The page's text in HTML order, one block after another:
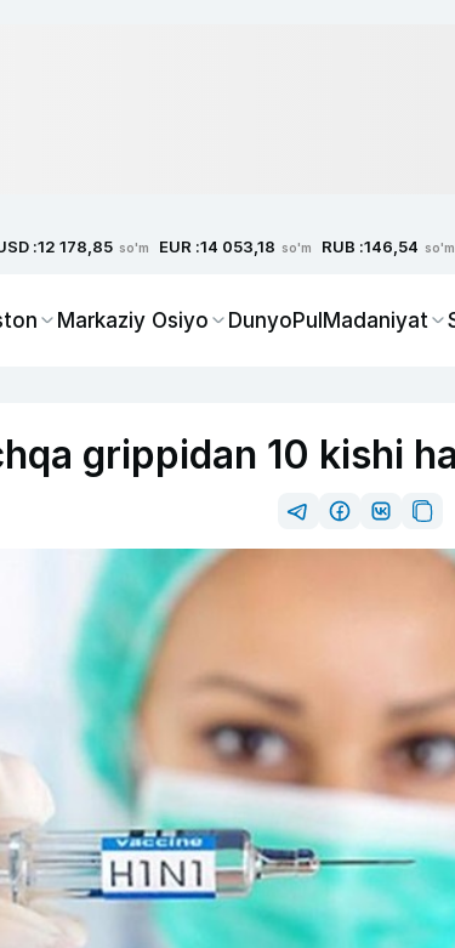
:12 178,85 so'm EUR :14 053,18 so'm RUB :146,54 so'm
Markaziy Osiyo DunyoPulMadaniyat
grippidan 10 kishi